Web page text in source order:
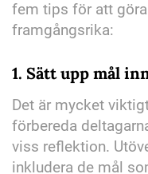
fem tips för att
framgångsrika:
1. Sätt upp mål
Det är mycket
förbereda
viss reflektion.
inkludera de mål